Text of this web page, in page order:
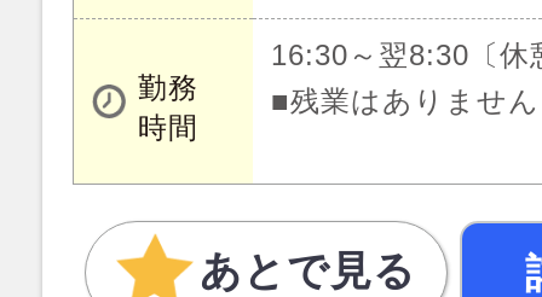
勤務
時間
16:30～翌8:30〔休
■残業はありませ
あとで見る